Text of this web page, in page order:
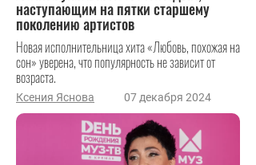
наступающим на пятки старшему
поколению артистов
Новая исполнительница хита «Любовь, похожая на
сон» уверена, что популярность не зависит от
возраста.
Ксения Яснова 07 декабря 2024